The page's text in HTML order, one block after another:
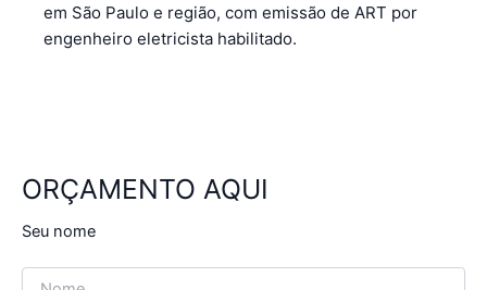
em São Paulo e região, com emissão de ART por
engenheiro eletricista habilitado.
ORÇAMENTO AQUI
Seu nome